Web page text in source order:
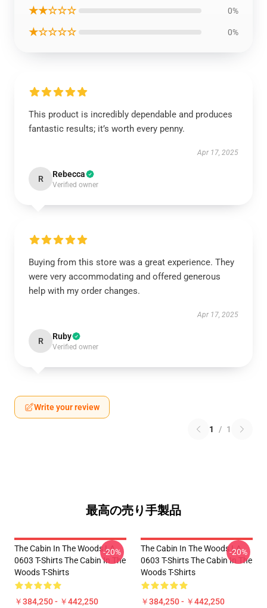
★★☆☆☆ 0%
★☆☆☆☆ 0%
This product is incredibly dependable and produces
fantastic results; it’s worth every penny.
Apr 17, 2025
R Rebecca
Verified owner
Buying from this store was a great experience. They
were very accommodating and offered generous
help with my order changes.
Apr 17, 2025
R Ruby
Verified owner
Write your review
1 / 1
最高の売り手製品
The Cabin In The Woods LA
0603 T-Shirts The Cabin In The
Woods T-Shirts
￥384,250 - ￥442,250
-20%
The Cabin In The Woods LA
0603 T-Shirts The Cabin In The
Woods T-Shirts
￥384,250 - ￥442,250
-20%